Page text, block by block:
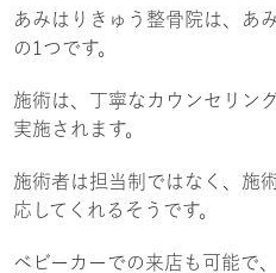
あみはりきゅう整骨院は、あ
の1つです。
施術は、丁寧なカウンセリン
実施されます。
施術者は担当制ではなく、施
応してくれるそうです。
ベビーカーでの来店も可能で